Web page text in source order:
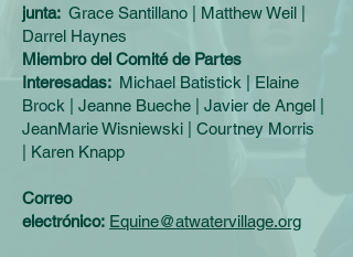
junta: Grace Santillano | Matthew Weil |
Darrel Haynes
Miembro del Comité de Partes
Interesadas: Michael Batistick | Elaine
Brock | Jeanne Bueche | Javier de Angel |
JeanMarie Wisniewski | Courtney Morris
Karen Knapp
Correo
electrónico: Equine@atwatervillage.org